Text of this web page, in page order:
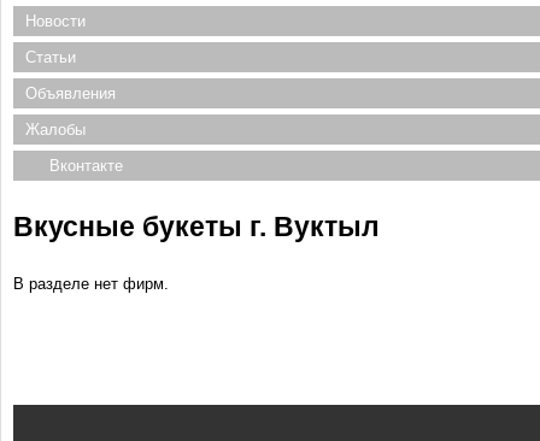
Новости
Статьи
Объявления
Жалобы
Вконтакте
Вкусные букеты г. Вуктыл
В разделе нет фирм.